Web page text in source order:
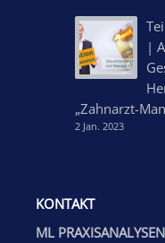
|
„Zahnarzt-
2 Jan. 2023
KONTAKT
ML PRAXISANALYSEN